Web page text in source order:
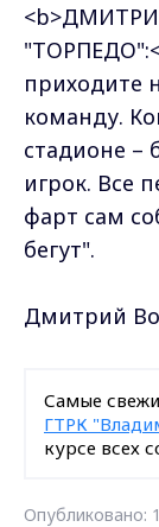
приходите
команду.
стадионе –
игрок. Все
фарт сам
бегут".
Дмитрий
Самые
ГТРК
курсе всех
Опубликовано: